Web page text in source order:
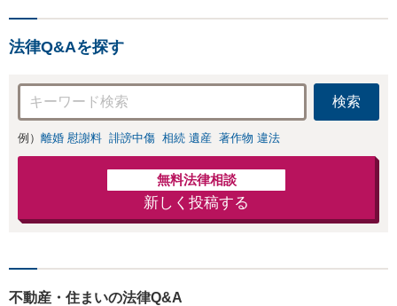
法律Q&Aを探す
検索
例） 離婚 慰謝料 誹謗中傷 相続 遺産 著作物 違法
無料法律相談
新しく投稿する
不動産・住まいの法律Q&A